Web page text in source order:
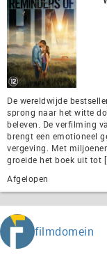
De wereldwijde
sprong naar het witte
beleven. De verfilming
brengt een emotioneel
vergeving. Met
groeide het boek uit tot
Afgelopen
filmdomein